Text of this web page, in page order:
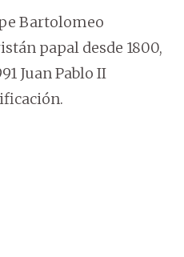
Bartolomeo
papal desde 1800,
Juan Pablo II